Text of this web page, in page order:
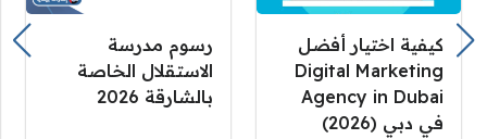
كيفية اختيار أفضل
Digital Marketing
Agency in Dubai
في دبي (2026)
رسوم مدرسة
الاستقلال الخاصة
بالشارقة 2026